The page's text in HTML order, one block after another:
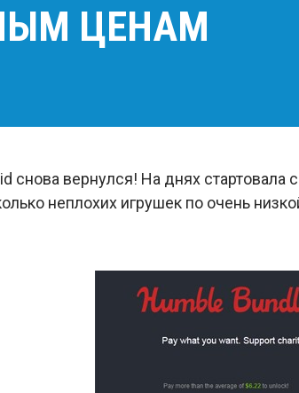
ЦЕНАМ
снова вернулся! На днях стартовала
неплохих игрушек по очень